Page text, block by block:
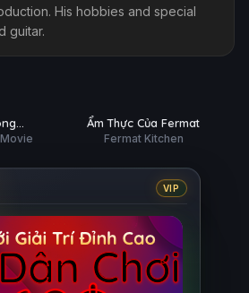
His hobbies and special
guitar.
Ẩm Thực Của Fermat
Fermat Kitchen